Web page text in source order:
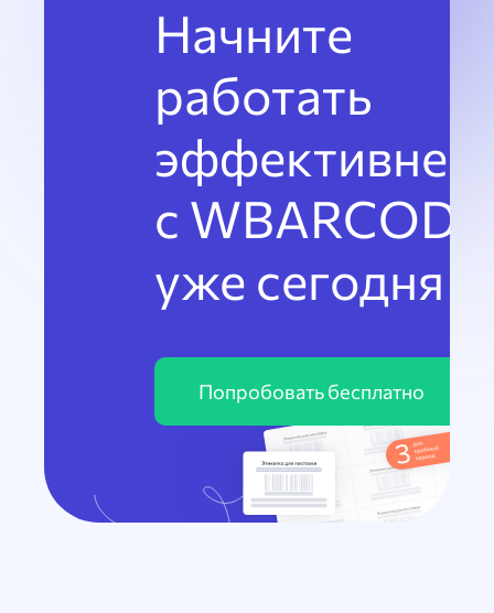
Начните
работать
эффективнее
с WBARCODE
уже сегодня
Попробовать бесплатно